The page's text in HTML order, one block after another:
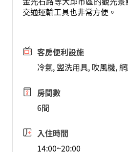
交通運輸工具也非常方便。
客房便利設施
冷氣, 盥洗用具, 吹風機,
房間數
6間
入住時間
14:00~20:00